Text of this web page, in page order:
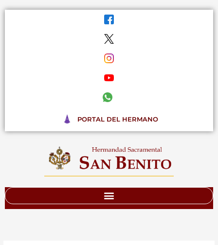
PORTAL DEL HERMANO